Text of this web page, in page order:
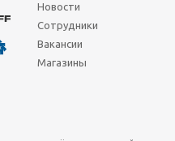
Новости
Сотрудники
Вакансии
Магазины